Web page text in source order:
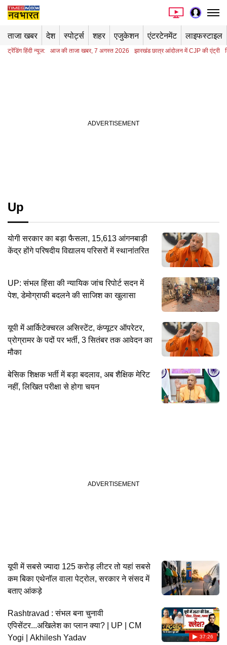
ताजा खबर देश स्पोर्ट्स शहर एजुकेशन एंटरटेनमेंट लाइफस्टाइल
ट्रेंडिंग हिंदी न्यूज: आज की ताजा खबर, 7 अगस्त 2026 झारखंड छात्र आंदोलन में CJP की एंट्री
Up
योगी सरकार का बड़ा फैसला, 15,613 आंगनबाड़ी
केंद्र होंगे परिषदीय विद्यालय परिसरों में स्थानांतरित
UP: संभल हिंसा की न्यायिक जांच रिपोर्ट सदन में
पेश, डेमोग्राफी बदलने की साजिश का खुलासा
यूपी में आर्किटेक्चरल असिस्टेंट, कंप्यूटर ऑपरेटर,
प्रोग्रामर के पदों पर भर्ती, 3 सितंबर तक आवेदन का
मौका
बेसिक शिक्षक भर्ती में बड़ा बदलाव, अब शैक्षिक मेरिट
नहीं, लिखित परीक्षा से होगा चयन
यूपी में सबसे ज्यादा 125 करोड़ लीटर तो यहां सबसे
कम बिका एथेनॉल वाला पेट्रोल, सरकार ने संसद में
बताए आंकड़े
37:26
Rashtravad : संभल बना चुनावी
एपिसेंटर...अखिलेश का प्लान क्या? | UP | CM
Yogi | Akhilesh Yadav